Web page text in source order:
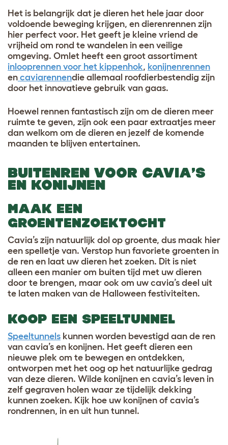
Het is belangrijk dat je dieren het hele jaar door
voldoende beweging krijgen, en dierenrennen zijn
hier perfect voor. Het geeft je kleine vriend de
vrijheid om rond te wandelen in een veilige
omgeving. Omlet heeft een groot assortiment
inlooprennen voor het kippenhok, konijnenrennen
en caviarennendie allemaal roofdierbestendig zijn
door het innovatieve gebruik van gaas.
Hoewel rennen fantastisch zijn om de dieren meer
ruimte te geven, zijn ook een paar extraatjes meer
dan welkom om de dieren en jezelf de komende
maanden te blijven entertainen.
BUITENREN VOOR CAVIA’S
EN KONIJNEN
MAAK EEN
GROENTENZOEKTOCHT
Cavia’s zijn natuurlijk dol op groente, dus maak hier
een spelletje van. Verstop hun favoriete groenten in
de ren en laat uw dieren het zoeken. Dit is niet
alleen een manier om buiten tijd met uw dieren
door te brengen, maar ook om uw cavia’s deel uit
te laten maken van de Halloween festiviteiten.
KOOP EEN SPEELTUNNEL
Speeltunnels kunnen worden bevestigd aan de ren
van cavia’s en konijnen. Het geeft dieren een
nieuwe plek om te bewegen en ontdekken,
ontworpen met het oog op het natuurlijke gedrag
van deze dieren. Wilde konijnen en cavia’s leven in
zelf gegraven holen waar ze tijdelijk dekking
kunnen zoeken. Kijk hoe uw konijnen of cavia’s
rondrennen, in en uit hun tunnel.